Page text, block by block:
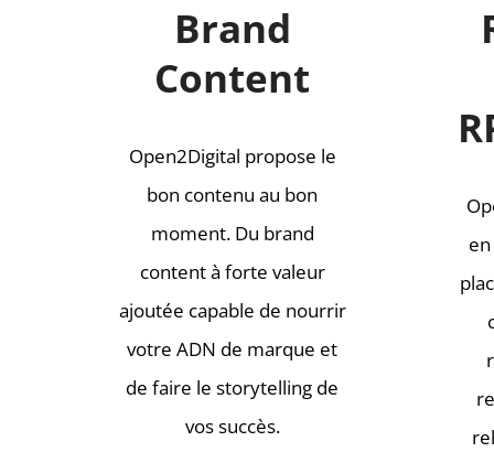
Brand
Content
Open2Digital propose le
bon contenu au bon
moment. Du brand
content à forte valeur
ajoutée capable de nourrir
votre ADN de marque et
de faire le storytelling de
vos succès.